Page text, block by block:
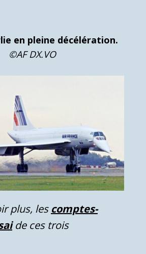
en pleine décélération.
©AF DX.VO
plus, les comptes-
de ces trois